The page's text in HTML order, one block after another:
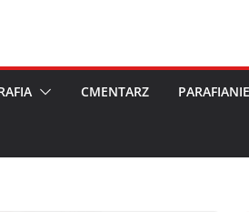
CMENTARZ PARAFIANIE